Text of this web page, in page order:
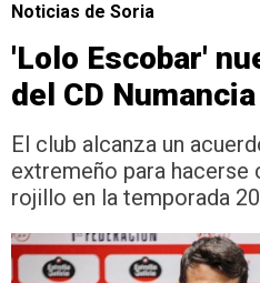
Noticias de Soria
'Lolo Escobar'
del CD
El club alcanza un
extremeño para hacerse
rojillo en la temporada